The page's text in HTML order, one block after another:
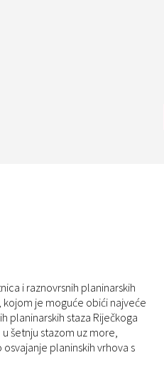
i raznovrsnih planinarskih
kojom je moguće obići najveće
planinarskih staza Riječkoga
šetnju stazom uz more,
planinskih vrhova s